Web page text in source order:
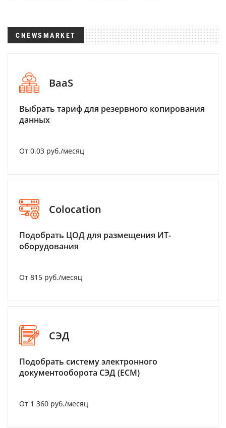
CNEWSMARKET
BaaS
Выбрать тариф для резервного копирования
данных
От 0.03 руб./месяц
Colocation
Подобрать ЦОД для размещения ИТ-
оборудования
От 815 руб./месяц
СЭД
Подобрать систему электронного
документооборота СЭД (ECM)
От 1 360 руб./месяц